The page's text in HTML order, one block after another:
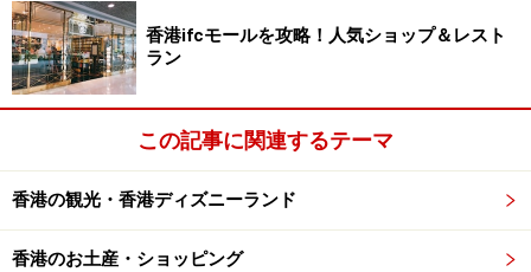
すめは落ち着いた雰囲気のセントラルにあるお店。麺作
りのパフォーマンスやペキンダックをテーブルの横でさ
ばいてくれるので、シャッターチャンスの多さと比例し
てワクワク度もかなりのもの。特においしい＆おもしろ
いのは叫化鶏（こじきどり、英語表記はBegger’s
Chicken）というメニュー。泥の塊を金のかなづちでお客
さんがガンガン叩くと、中から蓮の葉に包まれた蒸し鶏
肉が登場。金のかなづちはおみやげ（実際使ったものと
香港ifcモールを攻略！人気ショップ＆レスト
ラン
この記事に関連するテーマ
香港の観光・香港ディズニーランド
香港のお土産・ショッピング